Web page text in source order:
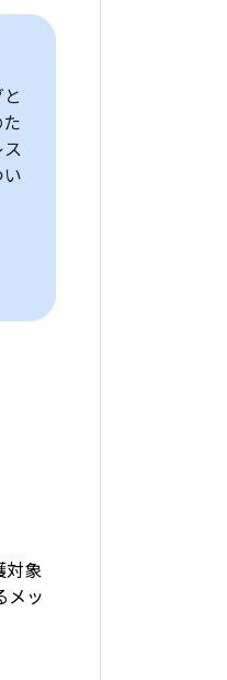
対象
メッ